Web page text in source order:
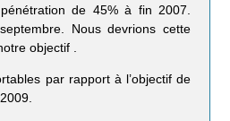
de 45% à fin 2007.
Nous devrions cette
objectif .
par rapport à l’objectif de